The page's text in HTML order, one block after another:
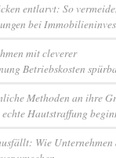
entlarvt: So
bei
mit cleverer
Betriebskosten
Methoden an ihre
Hautstraffung
Wie Unternehmen